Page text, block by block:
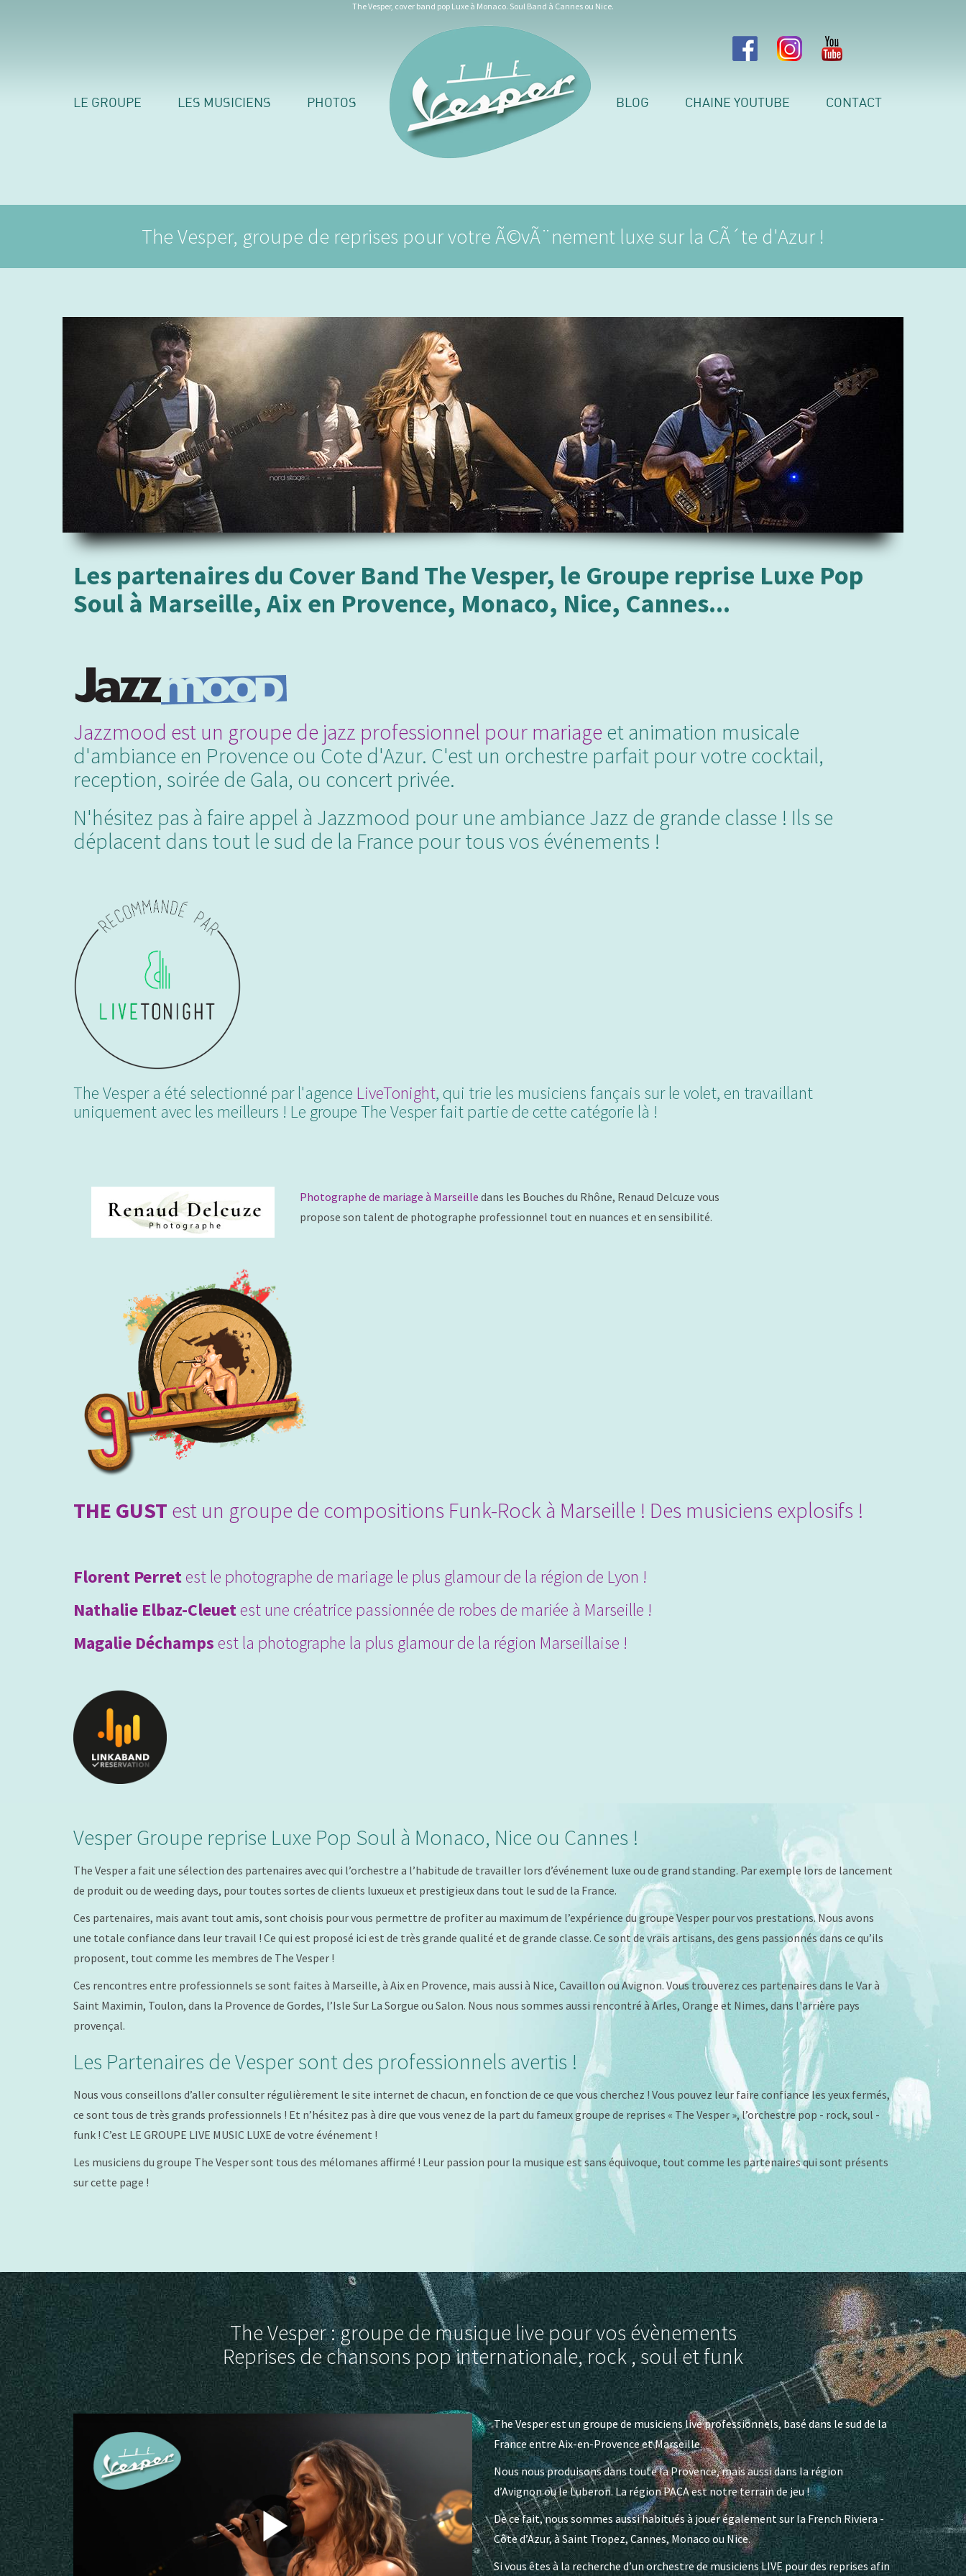
The Vesper, cover band pop Luxe à Monaco. Soul Band à Cannes ou Nice.
LE GROUPE LES MUSICIENS PHOTOS BLOG CHAINE YOUTUBE CONTACT
The Vesper, groupe de reprises pour votre Ã©vÃ¨nement luxe sur la CÃ´te d'Azur !
Les partenaires du Cover Band The Vesper, le Groupe reprise Luxe Pop
Soul à Marseille, Aix en Provence, Monaco, Nice, Cannes...
Jazzmood est un groupe de jazz professionnel pour mariage et animation musicale
d'ambiance en Provence ou Cote d'Azur. C'est un orchestre parfait pour votre cocktail,
reception, soirée de Gala, ou concert privée.
N'hésitez pas à faire appel à Jazzmood pour une ambiance Jazz de grande classe ! Ils se
déplacent dans tout le sud de la France pour tous vos événements !
The Vesper a été selectionné par l'agence LiveTonight, qui trie les musiciens fançais sur le volet, en travaillant
uniquement avec les meilleurs ! Le groupe The Vesper fait partie de cette catégorie là !
Photographe de mariage à Marseille dans les Bouches du Rhône, Renaud Delcuze vous
propose son talent de photographe professionnel tout en nuances et en sensibilité.
THE GUST est un groupe de compositions Funk-Rock à Marseille ! Des musiciens explosifs !
Florent Perretest le photographe de mariage le plus glamour de la région de Lyon !
Nathalie Elbaz-Cleuetest une créatrice passionnée de robes de mariée à Marseille !
Magalie Déchamps est la photographe la plus glamour de la région Marseillaise !
Vesper Groupe reprise Luxe Pop Soul à Monaco, Nice ou Cannes !
The Vesper a fait une sélection des partenaires avec qui l’orchestre a l’habitude de travailler lors d’événement luxe ou de grand standing. Par exemple lors de lancement
de produit ou de weeding days, pour toutes sortes de clients luxueux et prestigieux dans tout le sud de la France.
Ces partenaires, mais avant tout amis, sont choisis pour vous permettre de profiter au maximum de l’expérience du groupe Vesper pour vos prestations. Nous avons
une totale confiance dans leur travail ! Ce qui est proposé ici est de très grande qualité et de grande classe. Ce sont de vrais artisans, des gens passionnés dans ce qu’ils
proposent, tout comme les membres de The Vesper !
Ces rencontres entre professionnels se sont faites à Marseille, à Aix en Provence, mais aussi à Nice, Cavaillon ou Avignon. Vous trouverez ces partenaires dans le Var à
Saint Maximin, Toulon, dans la Provence de Gordes, l’Isle Sur La Sorgue ou Salon. Nous nous sommes aussi rencontré à Arles, Orange et Nimes, dans l'arrière pays
provençal.
Les Partenaires de Vesper sont des professionnels avertis !
Nous vous conseillons d’aller consulter régulièrement le site internet de chacun, en fonction de ce que vous cherchez ! Vous pouvez leur faire confiance les yeux fermés,
ce sont tous de très grands professionnels ! Et n’hésitez pas à dire que vous venez de la part du fameux groupe de reprises « The Vesper », l’orchestre pop - rock, soul -
funk ! C’est LE GROUPE LIVE MUSIC LUXE de votre événement !
Les musiciens du groupe The Vesper sont tous des mélomanes affirmé ! Leur passion pour la musique est sans équivoque, tout comme les partenaires qui sont présents
sur cette page !
The Vesper : groupe de musique live pour vos évènements
Reprises de chansons pop internationale, rock , soul et funk
The Vesper est un groupe de musiciens live professionnels, basé dans le sud de la
France entre Aix-en-Provence et Marseille.
Nous nous produisons dans toute la Provence, mais aussi dans la région
d’Avignon ou le Luberon. La région PACA est notre terrain de jeu !
De ce fait, nous sommes aussi habitués à jouer également sur la French Riviera -
Côte d’Azur, à Saint Tropez, Cannes, Monaco ou Nice.
Si vous êtes à la recherche d’un orchestre de musiciens LIVE pour des reprises afin